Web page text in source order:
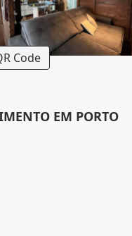
Code
EM PORTO